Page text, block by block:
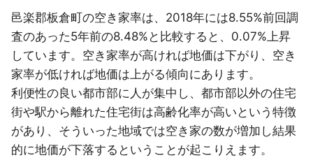
邑楽郡板倉町の空き家率は、2018年には8.55%前回調
査のあった5年前の8.48%と比較すると、0.07%上昇
しています。空き家率が高ければ地価は下がり、空き
家率が低ければ地価は上がる傾向にあります。
利便性の良い都市部に人が集中し、都市部以外の住宅
街や駅から離れた住宅街は高齢化率が高いという特徴
があり、そういった地域では空き家の数が増加し結果
的に地価が下落するということが起こりえます。